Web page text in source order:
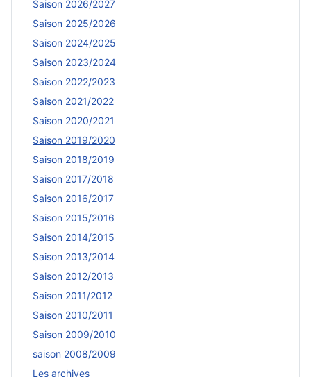
Saison 2026/2027
Saison 2025/2026
Saison 2024/2025
Saison 2023/2024
Saison 2022/2023
Saison 2021/2022
Saison 2020/2021
Saison 2019/2020
Saison 2018/2019
Saison 2017/2018
Saison 2016/2017
Saison 2015/2016
Saison 2014/2015
Saison 2013/2014
Saison 2012/2013
Saison 2011/2012
Saison 2010/2011
Saison 2009/2010
saison 2008/2009
Les archives